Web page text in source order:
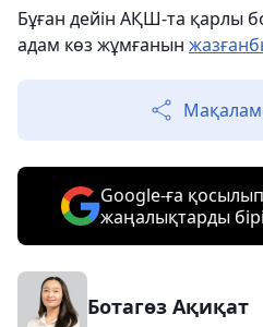
Бұған дейін АҚШ-та қарлы
адам көз жұмғанын
Google-ға
жаңалықтарды
Ботагөз Ақиқат